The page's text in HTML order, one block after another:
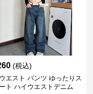
(税込)
エスト パンツ ゆったりス
ト ハイウエストデニム